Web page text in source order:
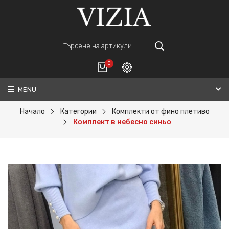
0
ВАШАТА КОЛИЧКА Е ПРАЗНА.
ПОРЪЧАЙ
Регистрация
MENU
Начало Категории
Комплекти от фино плетиво
Комплект в небесно синьо